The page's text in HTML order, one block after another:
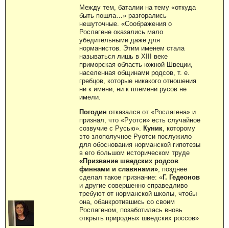
Между тем, баталии на тему «откуда
быть пошла…» разгорались
нешуточные. «Соображения о
Рослагене оказались мало
убедительными даже для
норманистов. Этим именем стала
называться лишь в XIII веке
приморская область южной Швеции,
населенная общинами родсов, т. е.
гребцов, которые никакого отношения
ни к имени, ни к племени русов не
имели.
Погодин отказался от «Рослагена» и
признал, что «Руотси» есть случайное
созвучие с Русью».
Куник , которому
это злополучное Руотси послужило
для обоснования норманской гипотезы
в его большом историческом труде
«Призвание шведских родсов
финнами и славянами» , позднее
сделал такое признание: «Г. Гедеонов
и другие совершенно справедливо
требуют от норманской школы, чтобы
она, обанкротившись со своим
Рослагеном, позаботилась вновь
открыть природных шведских россов»